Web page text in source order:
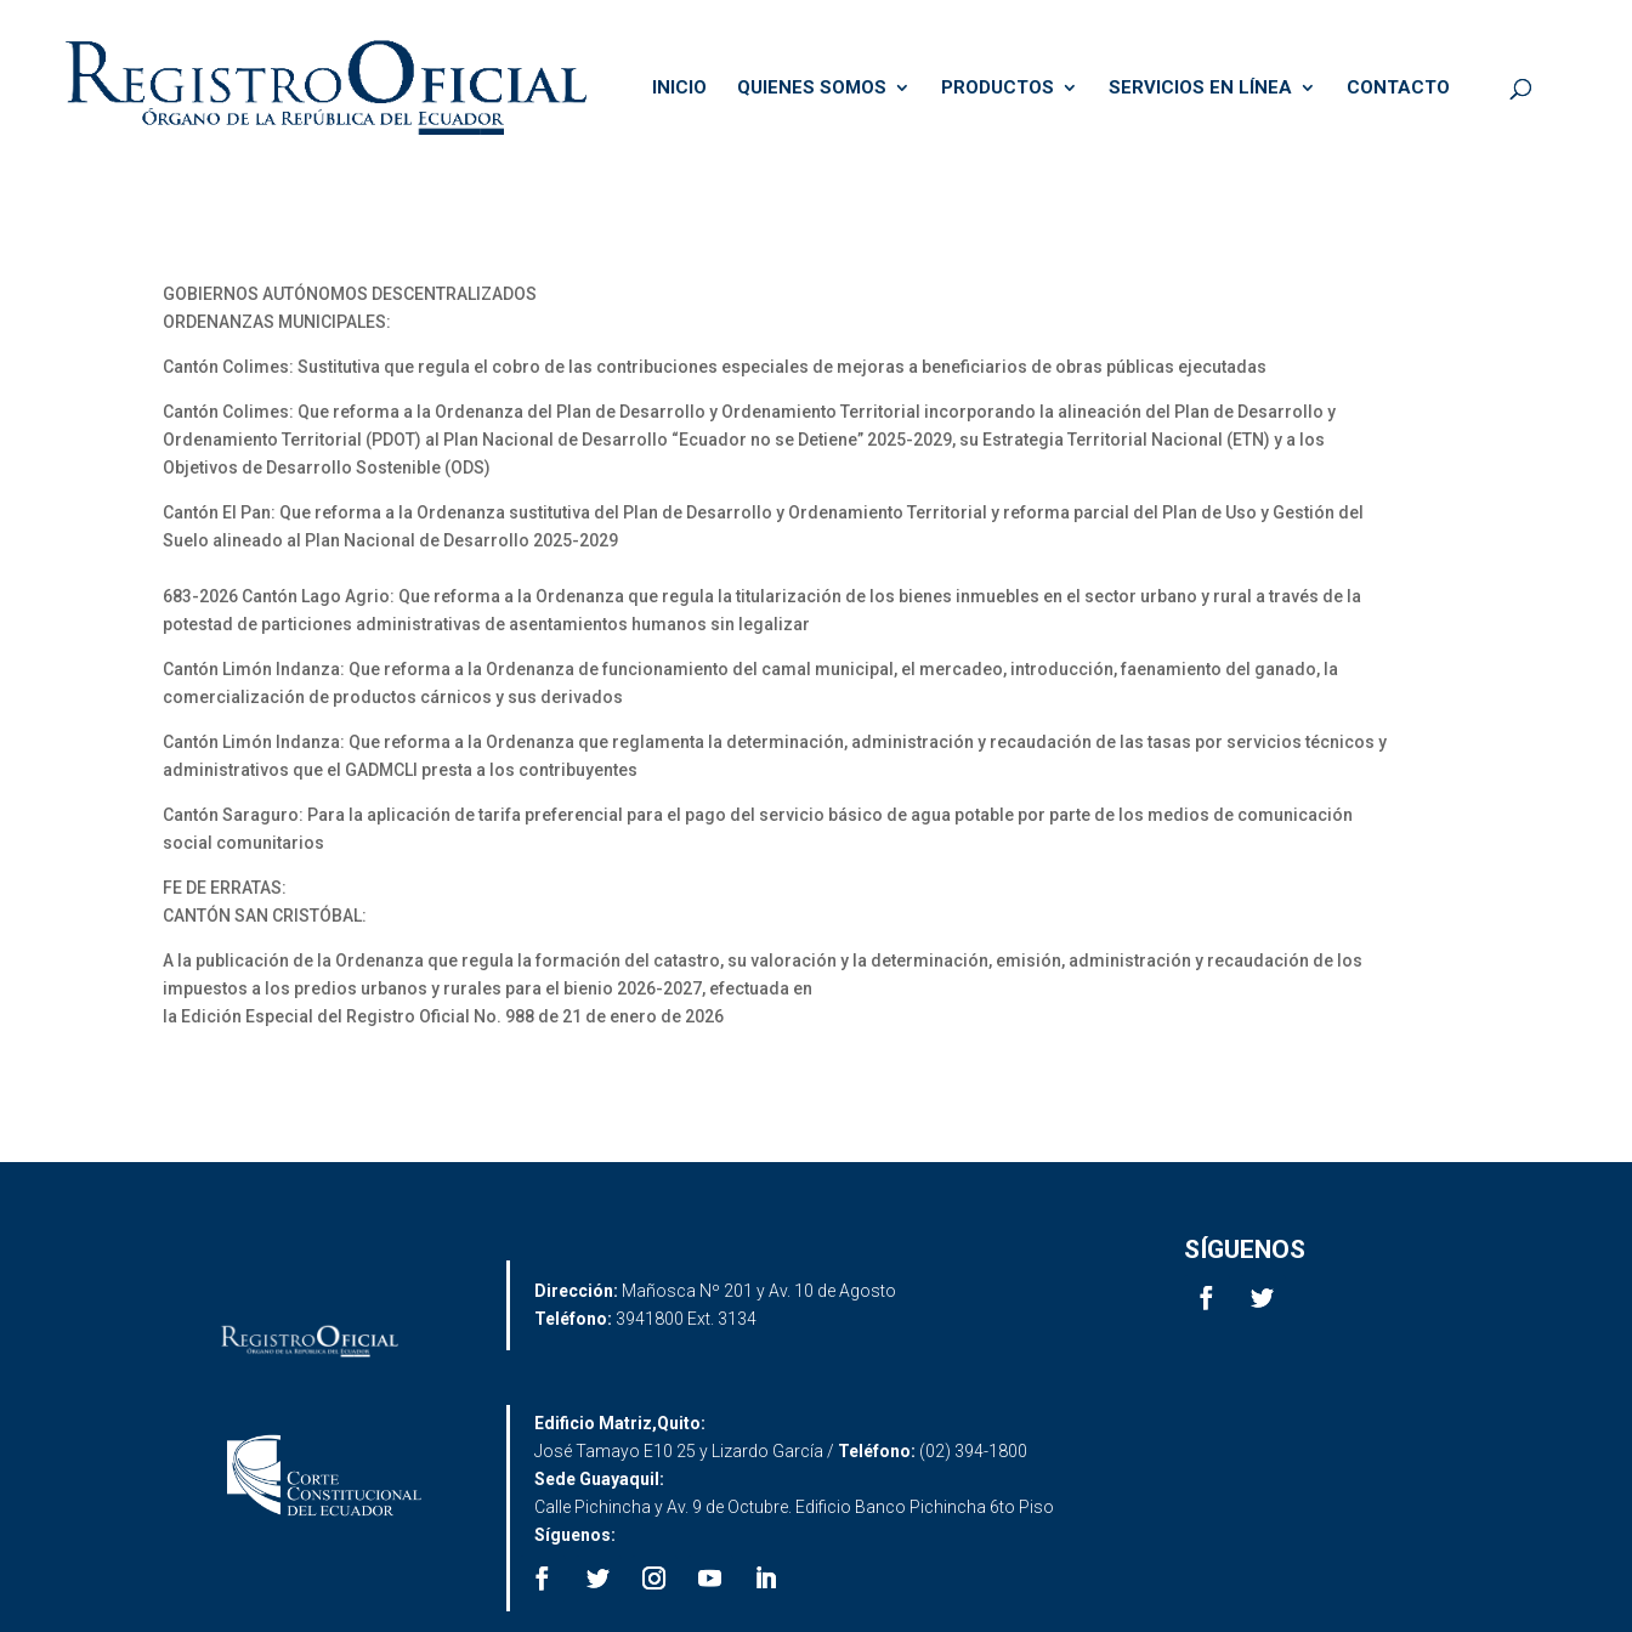
INICIO QUIENES SOMOS PRODUCTOS SERVICIOS EN LÍNEA CONTACTO
GOBIERNOS AUTÓNOMOS DESCENTRALIZADOS
ORDENANZAS MUNICIPALES:
Cantón Colimes: Sustitutiva que regula el cobro de las contribuciones especiales de mejoras a beneficiarios de obras públicas ejecutadas
Cantón Colimes: Que reforma a la Ordenanza del Plan de Desarrollo y Ordenamiento Territorial incorporando la alineación del Plan de Desarrollo y
Ordenamiento Territorial (PDOT) al Plan Nacional de Desarrollo “Ecuador no se Detiene” 2025-2029, su Estrategia Territorial Nacional (ETN) y a los
Objetivos de Desarrollo Sostenible (ODS)
Cantón El Pan: Que reforma a la Ordenanza sustitutiva del Plan de Desarrollo y Ordenamiento Territorial y reforma parcial del Plan de Uso y Gestión del
Suelo alineado al Plan Nacional de Desarrollo 2025-2029
683-2026 Cantón Lago Agrio: Que reforma a la Ordenanza que regula la titularización de los bienes inmuebles en el sector urbano y rural a través de la
potestad de particiones administrativas de asentamientos humanos sin legalizar
Cantón Limón Indanza: Que reforma a la Ordenanza de funcionamiento del camal municipal, el mercadeo, introducción, faenamiento del ganado, la
comercialización de productos cárnicos y sus derivados
Cantón Limón Indanza: Que reforma a la Ordenanza que reglamenta la determinación, administración y recaudación de las tasas por servicios técnicos y
administrativos que el GADMCLI presta a los contribuyentes
Cantón Saraguro: Para la aplicación de tarifa preferencial para el pago del servicio básico de agua potable por parte de los medios de comunicación
social comunitarios
FE DE ERRATAS:
CANTÓN SAN CRISTÓBAL:
A la publicación de la Ordenanza que regula la formación del catastro, su valoración y la determinación, emisión, administración y recaudación de los
impuestos a los predios urbanos y rurales para el bienio 2026-2027, efectuada en
la Edición Especial del Registro Oficial No. 988 de 21 de enero de 2026
Dirección: Mañosca Nº 201 y Av. 10 de Agosto
Teléfono: 3941800 Ext. 3134
SÍGUENOS
Edificio Matriz,Quito:
José Tamayo E10 25 y Lizardo García / Teléfono: (02) 394-1800
Sede Guayaquil:
Calle Pichincha y Av. 9 de Octubre. Edificio Banco Pichincha 6to Piso
Síguenos: